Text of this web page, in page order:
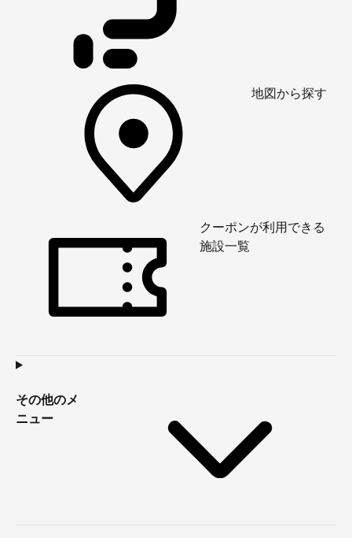
地図から探す
クーポンが利用できる
施設一覧
その他のメ
ニュー